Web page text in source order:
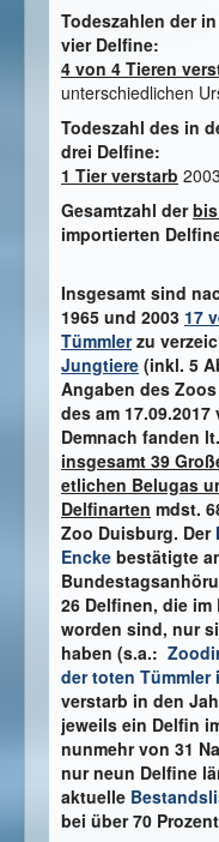
Todeszahlen der
vier Delfine:
4 von 4 Tieren
unterschiedlichen
Todeszahl des in
drei Delfine:
1 Tier verstarb
Gesamtzahl der
importierten
Insgesamt sind
1965 und 2003 17
Tümmlerzu
Jungtiere (inkl. 5
Angaben des
des am
Demnach fanden
insgesamt 39
etlichen Belugas
Delfinarten mdst.
Zoo Duisburg. Der
Encke bestätigte
26 Delfinen, die
worden sind, nur
haben (s.a.:
der toten Tümmler
verstarb in den
jeweils ein Delfin
nunmehr von 31
nur neun Delfine
aktuelle
bei über 70